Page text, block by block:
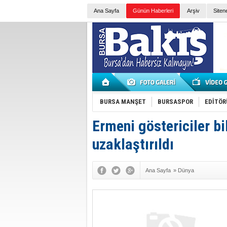
Ana Sayfa Günün Haberleri Arşiv
BURSA MANŞET BURSASPOR
Ermeni göstericiler
uzaklaştırıldı
Ana Sayfa » Dünya